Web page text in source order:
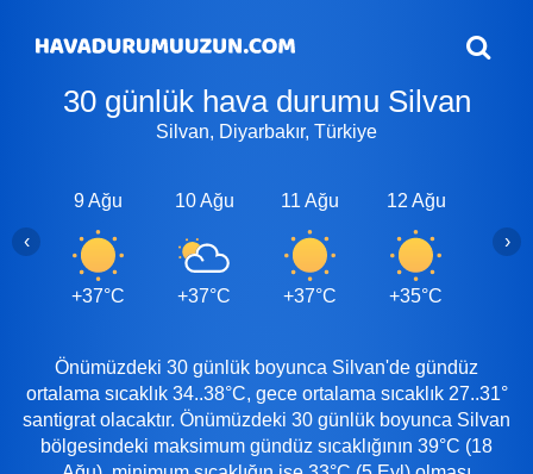
30 günlük hava durumu Silvan
Silvan, Diyarbakır, Türkiye
9 Ağu
+37°C
10 Ağu
+37°C
11 Ağu
+37°C
12 Ağu
+35°C
‹ ›
Önümüzdeki 30 günlük boyunca Silvan'de gündüz
ortalama sıcaklık 34..38°C, gece ortalama sıcaklık 27..31°
santigrat olacaktır. Önümüzdeki 30 günlük boyunca Silvan
bölgesindeki maksimum gündüz sıcaklığının 39°C (18